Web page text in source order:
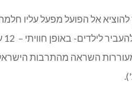
אל הפועל מפעל עליו חלמה
השראה מהתרבות